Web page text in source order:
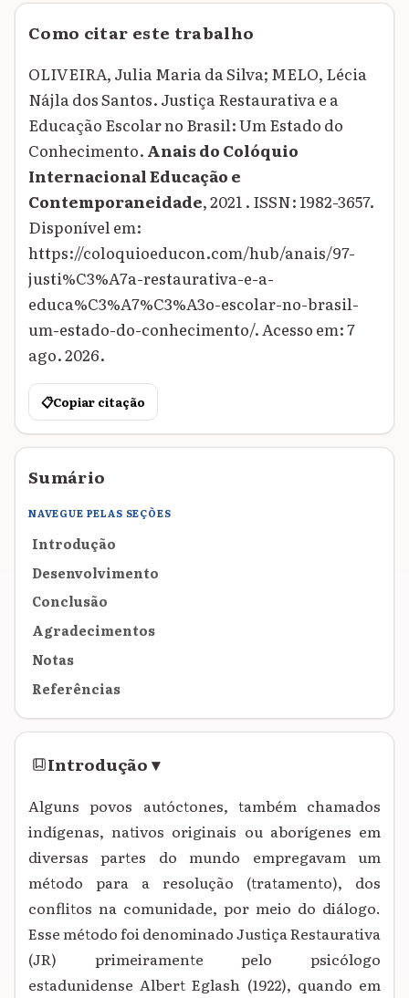
Como citar este trabalho
OLIVEIRA, Julia Maria da Silva; MELO, Lécia
Nájla dos Santos. Justiça Restaurativa e a
Educação Escolar no Brasil: Um Estado do
Conhecimento. Anais do Colóquio
Internacional Educação e
Contemporaneidade, 2021 . ISSN: 1982-3657.
Disponível em:
https://coloquioeducon.com/hub/anais/97-
justi%C3%A7a-restaurativa-e-a-
educa%C3%A7%C3%A3o-escolar-no-brasil-
um-estado-do-conhecimento/. Acesso em: 7
ago. 2026.
📋Copiar citação
Sumário
NAVEGUE PELAS SEÇÕES
Introdução
Desenvolvimento
Conclusão
Agradecimentos
Notas
Referências
Introdução▾
Alguns povos autóctones, também chamados
indígenas, nativos originais ou aborígenes em
diversas partes do mundo empregavam um
método para a resolução (tratamento), dos
conflitos na comunidade, por meio do diálogo.
Esse método foi denominado Justiça Restaurativa
(JR) primeiramente pelo psicólogo
estadunidense Albert Eglash (1922), quando em